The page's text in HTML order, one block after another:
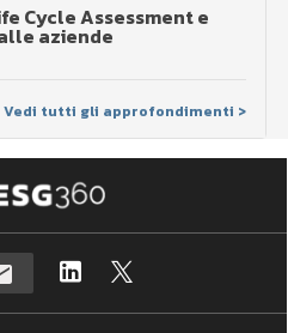
Cycle Assessment e
aziende
Vedi tutti gli approfondimenti >